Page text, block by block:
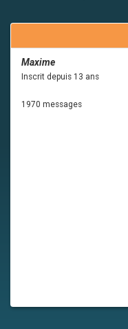
Maxime
Inscrit depuis 13 ans
1970 messages